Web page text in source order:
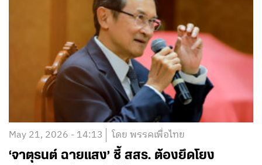
May 21, 2026 - 14:13 โดย พรรคเพื่อไทย
‘จาตุรนต์ ฉายแสง’ ชี้ สสร. ต้องยึดโยง